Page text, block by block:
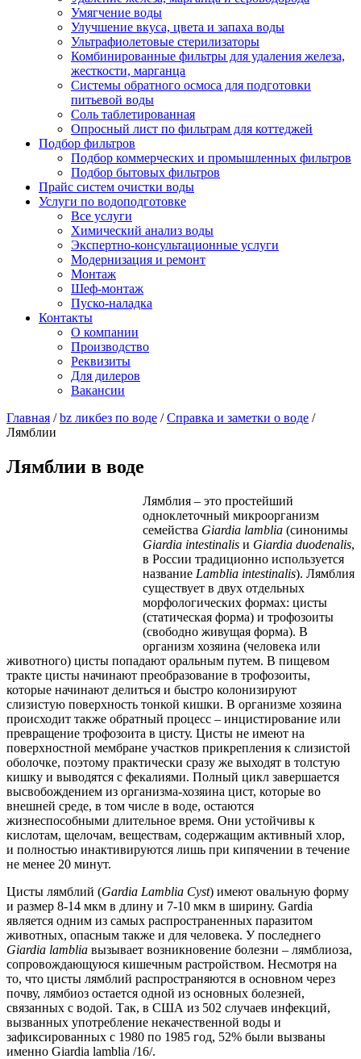
Умягчение воды
Улучшение вкуса, цвета и запаха воды
Ультрафиолетовые стерилизаторы
Комбинированные фильтры для удаления железа,
жесткости, марганца
Системы обратного осмоса для подготовки
питьевой воды
Соль таблетированная
Опросный лист по фильтрам для коттеджей
Подбор фильтров
Подбор коммерческих и промышленных фильтров
Подбор бытовых фильтров
Прайс систем очистки воды
Услуги по водоподготовке
Все услуги
Химический анализ воды
Экспертно-консультационные услуги
Модернизация и ремонт
Монтаж
Шеф-монтаж
Пуско-наладка
Контакты
О компании
Производство
Реквизиты
Для дилеров
Вакансии
Главная /bz ликбез по воде /Справка и заметки о воде /
Лямблии
Лямблии в воде
Лямблия – это простейший
одноклеточный микроорганизм
семейства Giardia lamblia (синонимы
Giardia intestinalis и Giardia duodenalis,
в России традиционно используется
название Lamblia intestinalis). Лямблия
существует в двух отдельных
морфологических формах: цисты
(статическая форма) и трофозоиты
(свободно живущая форма). В
организм хозяина (человека или
животного) цисты попадают оральным путем. В пищевом
тракте цисты начинают преобразование в трофозоиты,
которые начинают делиться и быстро колонизируют
слизистую поверхность тонкой кишки. В организме хозяина
происходит также обратный процесс – инцистирование или
превращение трофозоита в цисту. Цисты не имеют на
поверхностной мембране участков прикрепления к слизистой
оболочке, поэтому практически сразу же выходят в толстую
кишку и выводятся с фекалиями. Полный цикл завершается
высвобождением из организма-хозяина цист, которые во
внешней среде, в том числе в воде, остаются
жизнеспособными длительное время. Они устойчивы к
кислотам, щелочам, веществам, содержащим активный хлор,
и полностью инактивируются лишь при кипячении в течение
не менее 20 минут.
Цисты лямблий (Gardia Lamblia Cyst) имеют овальную форму
и размер 8-14 мкм в длину и 7-10 мкм в ширину. Gardia
является одним из самых распространенных паразитом
животных, опасным также и для человека. У последнего
Giardia lamblia вызывает возникновение болезни – лямблиоза,
сопровождающуюся кишечным растройством. Несмотря на
то, что цисты лямблий распространяются в основном через
почву, лямбиоз остается одной из основных болезней,
связанных с водой. Так, в США из 502 случаев инфекций,
вызванных употребление некачественной воды и
зафиксированных с 1980 по 1985 год, 52% были вызваны
именно Giardia lamblia /16/.